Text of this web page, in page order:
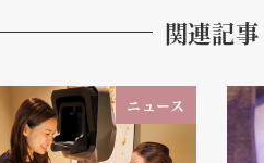
関連記事
ニュース